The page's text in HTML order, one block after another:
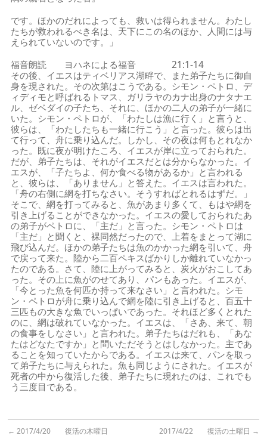
です。ほかのだれによっても、救いは得られません。わたし
たちが救われるべき名は、天下にこの名のほか、人間には与
えられていないのです。」
福音朗読 ヨハネによる福音 21:1-14
その後、イエスはティベリアス湖畔で、また弟子たちに御自
身を現された。その次第はこうである。シモン・ペトロ、デ
ィディモと呼ばれるトマス、ガリラヤのカナ出身のナタナエ
ル、ゼベダイの子たち、それに、ほかの二人の弟子が一緒に
いた。シモン・ペトロが、「わたしは漁に行く」と言うと、
彼らは、「わたしたちも一緒に行こう」と言った。彼らは出
て行って、舟に乗り込んだ。しかし、その夜は何もとれなか
った。既に夜が明けたころ、イエスが岸に立っておられた。
だが、弟子たちは、それがイエスだとは分からなかった。イ
エスが、「子たちよ、何か食べる物があるか」と言われる
と、彼らは、「ありません」と答えた。イエスは言われた。
「舟の右側に網を打ちなさい。そうすればとれるはずだ。」
そこで、網を打ってみると、魚があまり多くて、もはや網を
引き上げることができなかった。イエスの愛しておられたあ
の弟子がペトロに、「主だ」と言った。シモン・ペトロは
「主だ」と聞くと、裸同然だったので、上着をまとって湖に
飛び込んだ。ほかの弟子たちは魚のかかった網を引いて、舟
で戻って来た。陸から二百ペキスばかりしか離れていなかっ
たのである。さて、陸に上がってみると、炭火がおこしてあ
った。その上に魚がのせてあり、パンもあった。イエスが、
「今とった魚を何匹か持って来なさい」と言われた。シモ
ン・ペトロが舟に乗り込んで網を陸に引き上げると、百五十
三匹もの大きな魚でいっぱいであった。それほど多くとれた
のに、網は破れていなかった。イエスは、「さあ、来て、朝
の食事をしなさい」と言われた。弟子たちはだれも、「あな
たはどなたですか」と問いただそうとはしなかった。主であ
ることを知っていたからである。イエスは来て、パンを取っ
て弟子たちに与えられた。魚も同じようにされた。イエスが
死者の中から復活した後、弟子たちに現れたのは、これでも
う三度目である。
← 2017/4/20 復活の木曜日 2017/4/22 復活の土曜日 →